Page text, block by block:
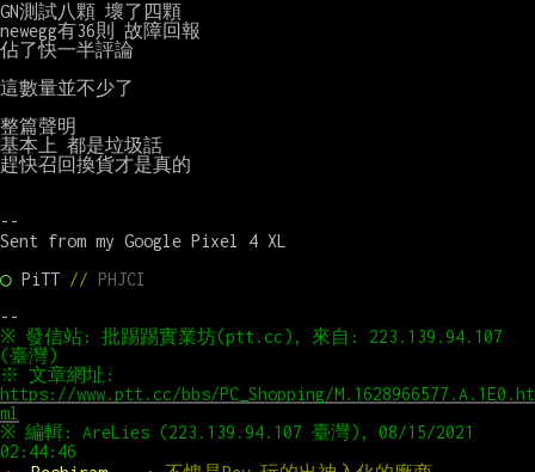
GN測試八顆 壞了四顆
newegg有36則 故障回報
佔了快一半評論
這數量並不少了
整篇聲明
基本上 都是垃圾話
趕快召回換貨才是真的
--
Sent from my Google Pixel 4 XL
○ PiTT // PHJCI
※ 發信站: 批踢踢實業坊(ptt.cc), 來自: 223.139.94.107
(臺灣)
https://www.ptt.cc/bbs/PC_Shopping/M.1628966577.A.1E0.ht
ml
※ 編輯: AreLies (223.139.94.107 臺灣), 08/15/2021
02:44:46